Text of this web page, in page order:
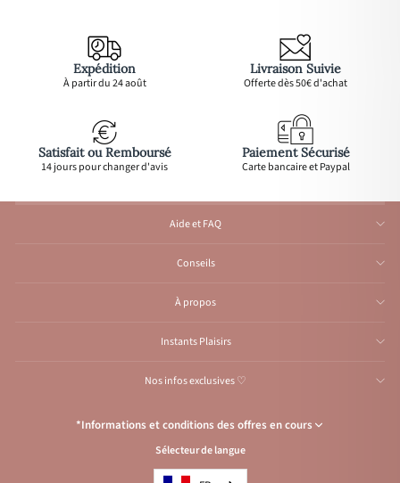
Expédition
À partir du 24 août
Livraison Suivie
Offerte dès 50€ d'achat
Satisfait ou Remboursé
14 jours pour changer d'avis
Paiement Sécurisé
Carte bancaire et Paypal
Aide et FAQ
Conseils
À propos
Instants Plaisirs
Nos infos exclusives ♡
*Informations et conditions des offres en cours
Congés de l’Atelier du 1er au 23 août inclus: Aucune expédition et
traitement d'e-mail durant cette période, reprise
Sélecteur de langue